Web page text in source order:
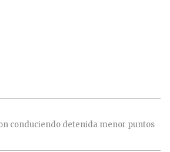
conduciendo detenida menor puntos